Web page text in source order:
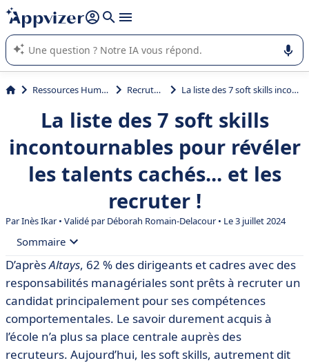
répondre (plusieurs lignes avec
L'IA de Appvizer vous guide dans l'utilisation ou la sélection de
logiciel SaaS en entreprise.
Ressources Humaines (RH) Recrutement La liste des 7 soft skills incontournables pour révéler les talents cachés... et les recruter !
La liste des 7 soft skills
incontournables pour révéler
les talents cachés... et les
recruter !
Par Inès Ikar • Validé parDéborah Romain-Delacour• Le 3 juillet 2024
Sommaire
• Pourquoi les soft skills sont devenues aussi
incontournables que les hard skills ?
• Quelles sont les 7 soft skills à repérer chez les
talents ?
• Comment tester les soft skills pour les repérer ?
D’aprèsAltays, 62 % des dirigeants et cadres avec des
responsabilités managériales sont prêts à recruter un
candidat principalement pour ses compétences
comportementales. Le savoir durement acquis à
l’école n’a plus sa place centrale auprès des
recruteurs. Aujourd’hui, les soft skills, autrement dit